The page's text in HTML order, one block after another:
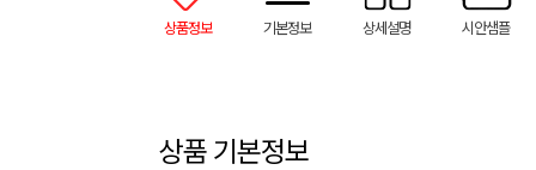
상품정보 기본정보 상세설명 시안샘플
상품 기본정보